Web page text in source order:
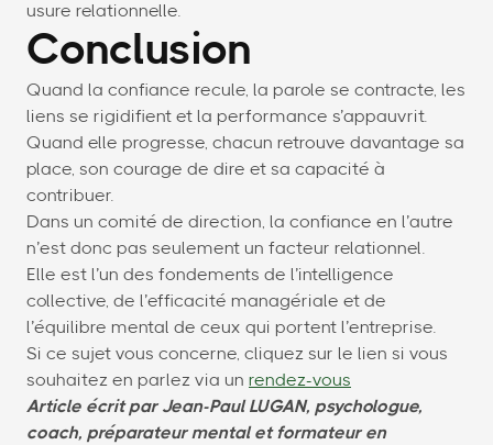
usure relationnelle.
Conclusion
Quand la confiance recule, la parole se contracte, les
liens se rigidifient et la performance s’appauvrit.
Quand elle progresse, chacun retrouve davantage sa
place, son courage de dire et sa capacité à
contribuer.
Dans un comité de direction, la confiance en l’autre
n’est donc pas seulement un facteur relationnel.
Elle est l’un des fondements de l’intelligence
collective, de l’efficacité managériale et de
l’équilibre mental de ceux qui portent l’entreprise.
Si ce sujet vous concerne, cliquez sur le lien si vous
souhaitez en parlez via un rendez-vous
Article écrit par Jean-Paul LUGAN, psychologue,
coach, préparateur mental et formateur en